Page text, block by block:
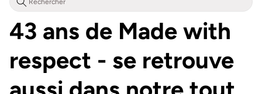
43 ans de Made with
respect - se retrouve